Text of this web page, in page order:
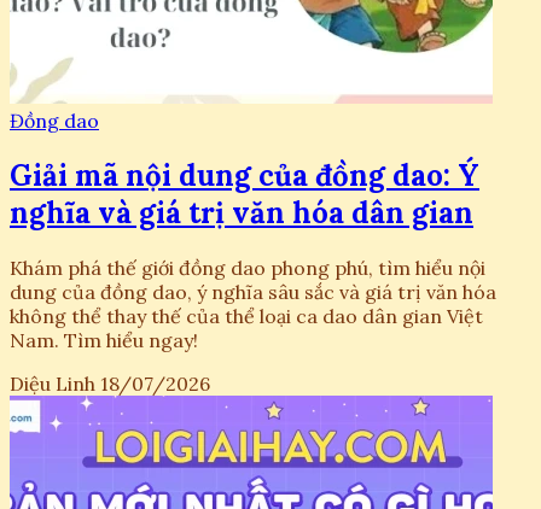
Đồng dao
Giải mã nội dung của đồng dao: Ý
nghĩa và giá trị văn hóa dân gian
Khám phá thế giới đồng dao phong phú, tìm hiểu nội
dung của đồng dao, ý nghĩa sâu sắc và giá trị văn hóa
không thể thay thế của thể loại ca dao dân gian Việt
Nam. Tìm hiểu ngay!
Diệu Linh 18/07/2026